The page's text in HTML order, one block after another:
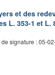
et des
L. 353-1 et L.
de signature : 05-